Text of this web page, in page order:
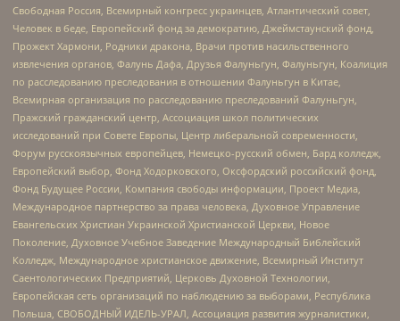
Свободная Россия, Всемирный конгресс украинцев, Атлантический совет,
Человек в беде, Европейский фонд за демократию, Джеймстаунский фонд,
Прожект Хармони, Родники дракона, Врачи против насильственного
извлечения органов, Фалунь Дафа, Друзья Фалуньгун, Фалуньгун, Коалиция
по расследованию преследования в отношении Фалуньгун в Китае,
Всемирная организация по расследованию преследований Фалуньгун,
Пражский гражданский центр, Ассоциация школ политических
исследований при Совете Европы, Центр либеральной современности,
Форум русскоязычных европейцев, Немецко-русский обмен, Бард колледж,
Европейский выбор, Фонд Ходорковского, Оксфордский российский фонд,
Фонд Будущее России, Компания свободы информации, Проект Медиа,
Международное партнерство за права человека, Духовное Управление
Евангельских Христиан Украинской Христианской Церкви, Новое
Поколение, Духовное Учебное Заведение Международный Библейский
Колледж, Международное христианское движение, Всемирный Институт
Саентологических Предприятий, Церковь Духовной Технологии,
Европейская сеть организаций по наблюдению за выборами, Республика
Польша, СВОБОДНЫЙ ИДЕЛЬ-УРАЛ, Ассоциация развития журналистики,